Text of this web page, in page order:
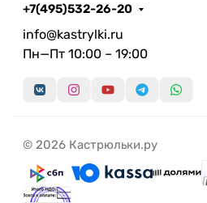
+7(495)532-26-20
info@kastrylki.ru
Пн—Пт 10:00 – 19:00
© 2026 Кастрюльки.ру